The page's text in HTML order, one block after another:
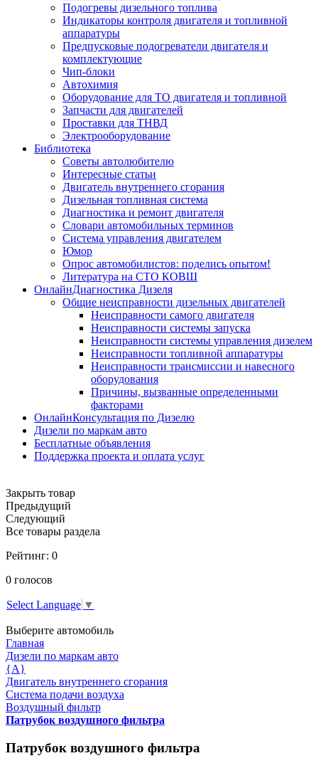
Подогревы дизельного топлива
Индикаторы контроля двигателя и топливной
аппаратуры
Предпусковые подогреватели двигателя и
комплектующие
Чип-блоки
Автохимия
Оборудование для ТО двигателя и топливной
Запчасти для двигателей
Проставки для ТНВД
Электрооборудование
Библиотека
Советы автолюбителю
Интересные статьи
Двигатель внутреннего сгорания
Дизельная топливная система
Диагностика и ремонт двигателя
Словари автомобильных терминов
Система управления двигателем
Юмор
Опрос автомобилистов: поделись опытом!
Литература на СТО КОВШ
ОнлайнДиагностика Дизеля
Общие неисправности дизельных двигателей
Неисправности самого двигателя
Неисправности системы запуска
Неисправности системы управления дизелем
Неисправности топливной аппаратуры
Неисправности трансмиссии и навесного
оборудования
Причины, вызванные определенными
факторами
ОнлайнКонсультация по Дизелю
Дизели по маркам авто
Бесплатные объявления
Поддержка проекта и оплата услуг
Закрыть товар
Предыдущий
Следующий
Все товары раздела
Рейтинг: 0
0 голосов
Select Language ▼
Выберите автомобиль
Главная
Дизели по маркам авто
{A}
Двигатель внутреннего сгорания
Система подачи воздуха
Воздушный фильтр
Патрубок воздушного фильтра
Патрубок воздушного фильтра